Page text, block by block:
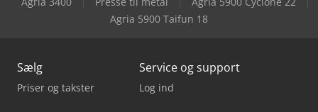
Agria 5900 Taifun 18
Sælg
Priser og takster
Service og support
Log ind